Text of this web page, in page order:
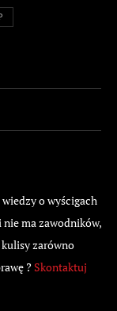
o wyścigach
ma zawodników,
zarówno
? Skontaktuj